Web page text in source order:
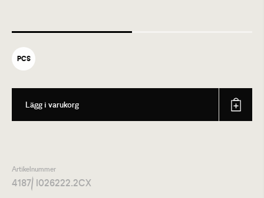
PCS
Lägg i varukorg
Artikelnummer
4187/ I026222.2CX